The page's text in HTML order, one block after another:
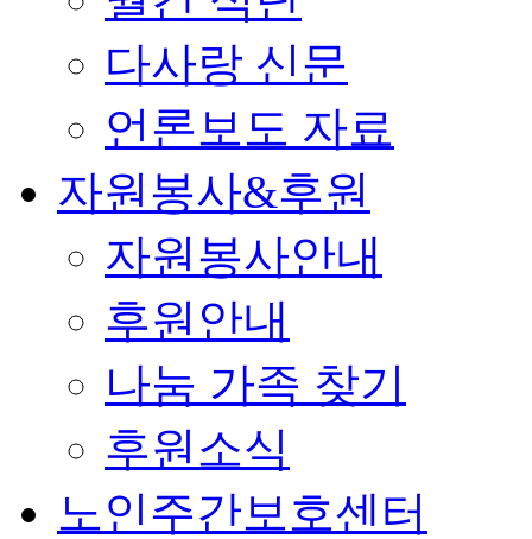
다사랑 신문
언론보도 자료
자원봉사&후원
자원봉사안내
후원안내
나눔 가족 찾기
후원소식
노인주간보호센터